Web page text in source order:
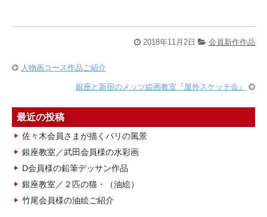
2018年11月2日 会員新作作品
人物画コース作品ご紹介
銀座と新宿のメッツ絵画教室『屋外スケッチ会』
最近の投稿
佐々木会員さまが描くパリの風景
銀座教室／武田会員様の水彩画
D会員様の鉛筆デッサン作品
銀座教室／２匹の猫・（油絵）
竹尾会員様の油絵ご紹介